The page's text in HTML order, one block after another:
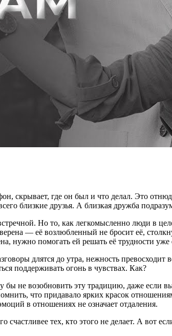
скрывает, где он был и что делал. Это
близкие друзья. А близкая дружба
Но то, как легкомысленно люди в
— её возлюбленный не бросит её,
нужно помогать ей решать её трудности уже
длятся до утра, нежность
поддерживать огонь в чувствах. Как?
не возобновить эту традицию, даже если
что придавало ярких красок
в отношениях не означает отдаления.
тех, кто этого не делает. А вот